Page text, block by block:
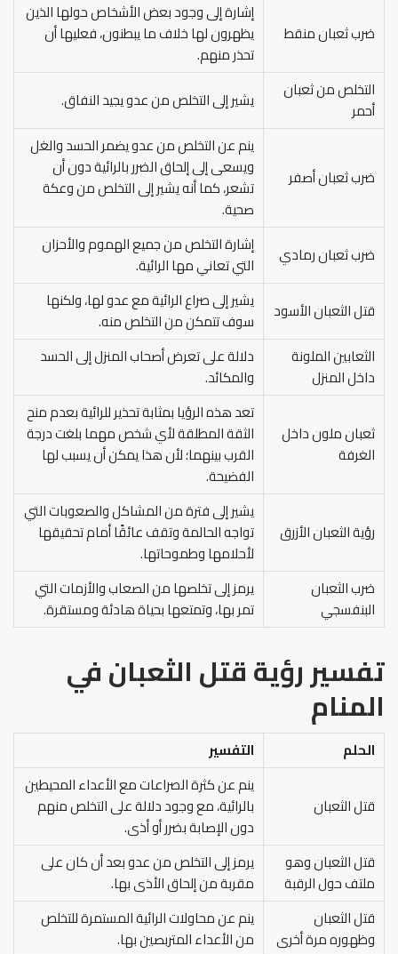
ضرب ثعبان منقط
إشارة إلى وجود بعض الأشخاص حولها الذين
يظهرون لها خلاف ما يبطنون، فعليها أن
تحذر منهم.
التخلص من ثعبان
أحمر
يشير إلى التخلص من عدو يجيد النفاق.
ضرب ثعبان أصفر
ينم عن التخلص من عدو يضمر الحسد والغل
ويسعى إلى إلحاق الضرر بالرائية دون أن
تشعر، كما أنه يشير إلى التخلص من وعكة
صحية.
ضرب ثعبان رمادي
إشارة التخلص من جميع الهموم والأحزان
التي تعاني مها الرائية.
قتل الثعبان الأسود
يشير إلى صراع الرائية مع عدو لها، ولكنها
سوف تتمكن من التخلص منه.
الثعابين الملونة
داخل المنزل
دلالة على تعرض أصحاب المنزل إلى الحسد
والمكائد.
ثعبان ملون داخل
الغرفة
تعد هذه الرؤيا بمثابة تحذير للرائية بعدم منح
الثقة المطلقة لأي شخص مهما بلغت درجة
القرب بينهما؛ لأن هذا يمكن أن يسبب لها
الفضيحة.
رؤية الثعبان الأزرق
يشير إلى فترة من المشاكل والصعوبات التي
تواجه الحالمة وتقف عائقًا أمام تحقيقها
لأحلامها وطموحاتها.
ضرب الثعبان
البنفسجي
يرمز إلى تخلصها من الصعاب والأزمات التي
تمر بها، وتمتعها بحياة هادئة ومستقرة.
تفسير رؤية قتل الثعبان في
المنام
الحلم التفسير
قتل الثعبان
ينم عن كثرة الصراعات مع الأعداء المحيطين
بالرائية، مع وجود دلالة على التخلص منهم
دون الإصابة بضرر أو أذى.
قتل الثعبان وهو
ملتف حول الرقبة
يرمز إلى التخلص من عدو بعد أن كان على
مقربة من إلحاق الأذى بها.
قتل الثعبان
وظهوره مرة أخرى
ينم عن محاولات الرائية المستمرة للتخلص
من الأعداء المتربصين بها.